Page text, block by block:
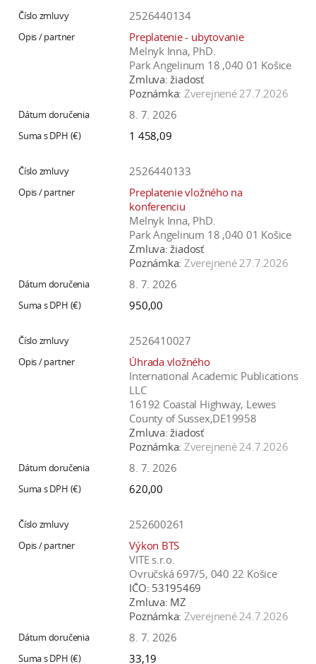
2526440134
Preplatenie - ubytovanie
Melnyk Inna, PhD.
Park Angelinum 18 ,040 01 Košice
Zmluva: žiadosť
Poznámka: Zverejnené 27.7.2026
8. 7. 2026
1 458,09
2526440133
Preplatenie vložného na
konferenciu
Melnyk Inna, PhD.
Park Angelinum 18 ,040 01 Košice
Zmluva: žiadosť
Poznámka: Zverejnené 27.7.2026
8. 7. 2026
950,00
2526410027
Úhrada vložného
International Academic Publications
LLC
16192 Coastal Highway, Lewes
County of Sussex,DE19958
Zmluva: žiadosť
Poznámka: Zverejnené 24.7.2026
8. 7. 2026
620,00
252600261
Výkon BTS
VITE s.r.o.
Ovručská 697/5, 040 22 Košice
IČO: 53195469
Zmluva: MZ
Poznámka: Zverejnené 24.7.2026
8. 7. 2026
33,19